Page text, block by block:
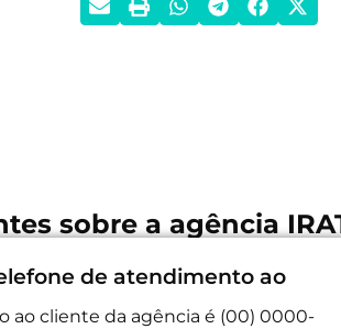
sobre a agência
de atendimento ao
ao cliente da agência é (00) 0000-